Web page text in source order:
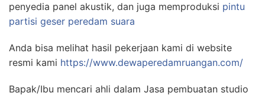
penyedia panel akustik, dan juga memproduksi pintu
partisi geser peredam suara
Anda bisa melihat hasil pekerjaan kami di website
resmi kami https://www.dewaperedamruangan.com/
Bapak/Ibu mencari ahli dalam Jasa pembuatan studio